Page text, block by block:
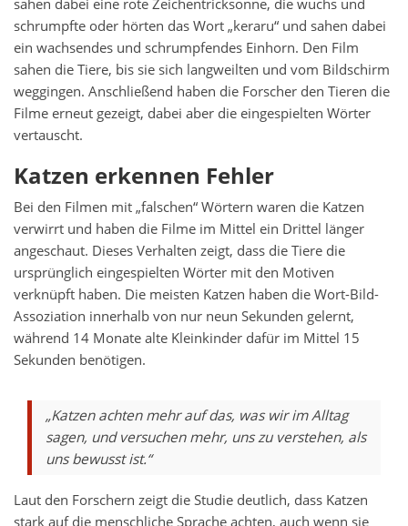
sahen dabei eine rote Zeichentricksonne, die wuchs und
schrumpfte oder hörten das Wort „keraru“ und sahen dabei
ein wachsendes und schrumpfendes Einhorn. Den Film
sahen die Tiere, bis sie sich langweilten und vom Bildschirm
weggingen. Anschließend haben die Forscher den Tieren die
Filme erneut gezeigt, dabei aber die eingespielten Wörter
vertauscht.
Katzen erkennen Fehler
Bei den Filmen mit „falschen“ Wörtern waren die Katzen
verwirrt und haben die Filme im Mittel ein Drittel länger
angeschaut. Dieses Verhalten zeigt, dass die Tiere die
ursprünglich eingespielten Wörter mit den Motiven
verknüpft haben. Die meisten Katzen haben die Wort-Bild-
Assoziation innerhalb von nur neun Sekunden gelernt,
während 14 Monate alte Kleinkinder dafür im Mittel 15
Sekunden benötigen.
„Katzen achten mehr auf das, was wir im Alltag
sagen, und versuchen mehr, uns zu verstehen, als
uns bewusst ist.“
Laut den Forschern zeigt die Studie deutlich, dass Katzen
stark auf die menschliche Sprache achten, auch wenn sie